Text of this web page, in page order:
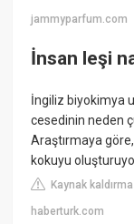
jammyparfum.com
İnsan leşi
İngiliz biyokimya
cesedinin neden
Araştırmaya
kokuyu
Kaynak
haberturk.com